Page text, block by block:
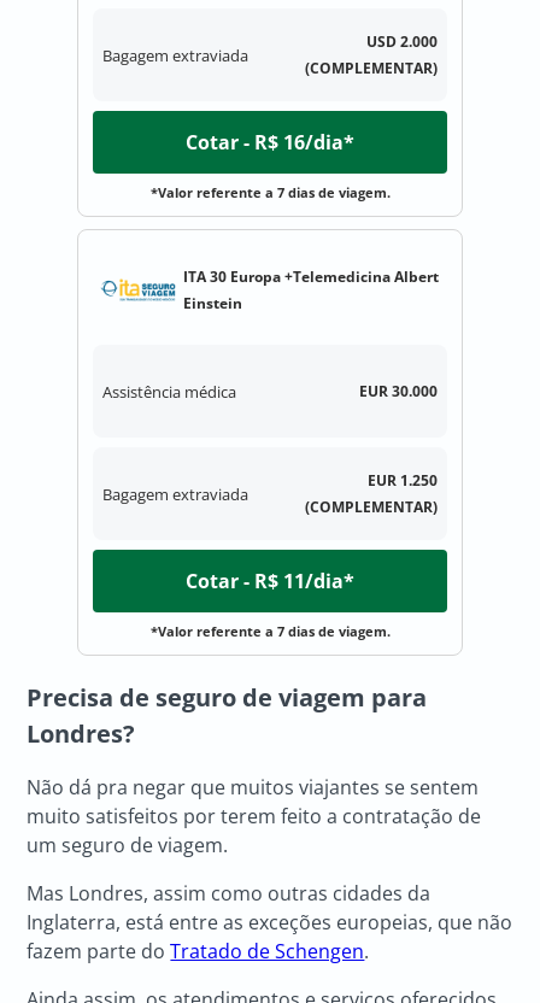
Bagagem extraviada
USD 2.000
(COMPLEMENTAR)
Cotar - R$ 16/dia*
*Valor referente a 7 dias de viagem.
ITA 30 Europa +Telemedicina Albert
Einstein
Assistência médica EUR 30.000
Bagagem extraviada
EUR 1.250
(COMPLEMENTAR)
Cotar - R$ 11/dia*
*Valor referente a 7 dias de viagem.
Precisa de seguro de viagem para
Londres?
Não dá pra negar que muitos viajantes se sentem
muito satisfeitos por terem feito a contratação de
um seguro de viagem.
Mas Londres, assim como outras cidades da
Inglaterra, está entre as exceções europeias, que não
fazem parte doTratado de Schengen.